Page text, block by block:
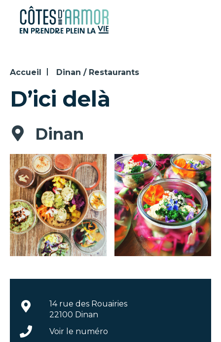
Panneau de gestion des cookies
Accueil Dinan / Restaurants
D’ici delà
Dinan
14 rue des Rouairies
22100 Dinan
Voir le numéro